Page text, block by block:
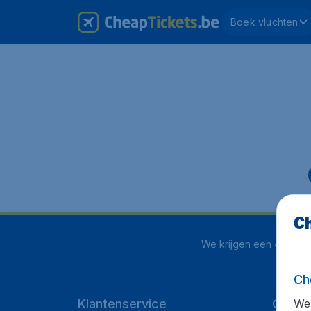
Boek vluchten
We krijgen een 4.1 uit 5
Klantenservice